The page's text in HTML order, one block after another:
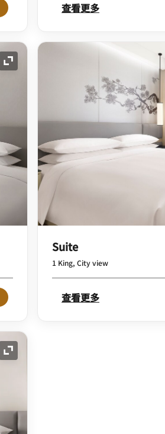
查看更多
展开图标
Suite
1 King, City view
查看更多
展开图标